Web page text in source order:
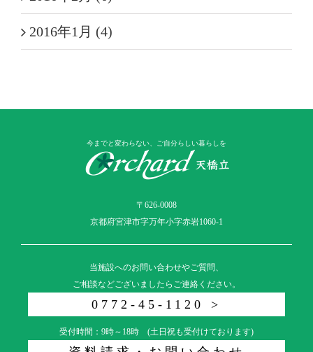
2016年1月 (4)
今までと変わらない、ご自分らしい暮らしを
〒626-0008
京都府宮津市字万年小字赤岩1060-1
当施設へのお問い合わせやご質問、
ご相談などございましたらご連絡ください。
0772-45-1120 >
受付時間：9時～18時 (土日祝も受付けております)